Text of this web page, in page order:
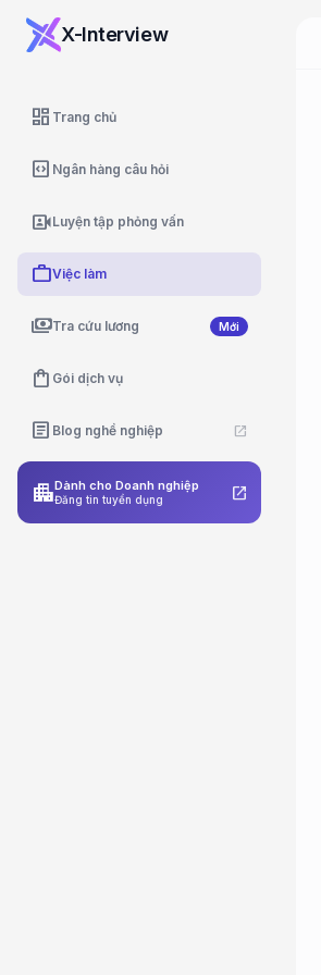
X-Interview
dashboard Trang chủ
code_blocks Ngân hàng câu hỏi
video_camera_frontLuyện tập phỏng vấn
workViệc làm
paymentsTra cứu lương Mới
shopping_bag Gói dịch vụ
article Blog nghề nghiệp open_in_new
apartmentDành cho Doanh nghiệp
Đăng tin tuyển dụng open_in_new